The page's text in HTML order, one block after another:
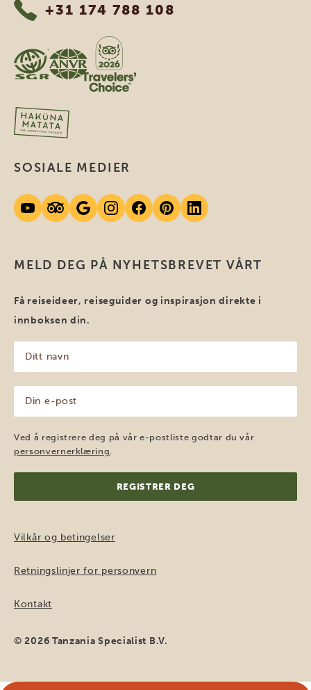
+31 174 788 108
MELD DEG PÅ NYHETSBREVET VÅRT
Få reiseideer, reiseguider og inspirasjon direkte i
innboksen din.
navn
(Påkrevd)
post
(Påkrevd)
Ved å registrere deg på vår e-postliste godtar du vår
personvernerklæring
SOSIALE MEDIER
Vilkår og betingelser
Retningslinjer for personvern
Kontakt
© 2026 Tanzania Specialist B.V.